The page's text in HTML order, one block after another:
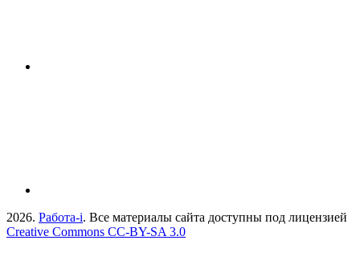
2026. Работа-i. Все материалы сайта доступны под лицензией
Creative Commons СС-BY-SA 3.0